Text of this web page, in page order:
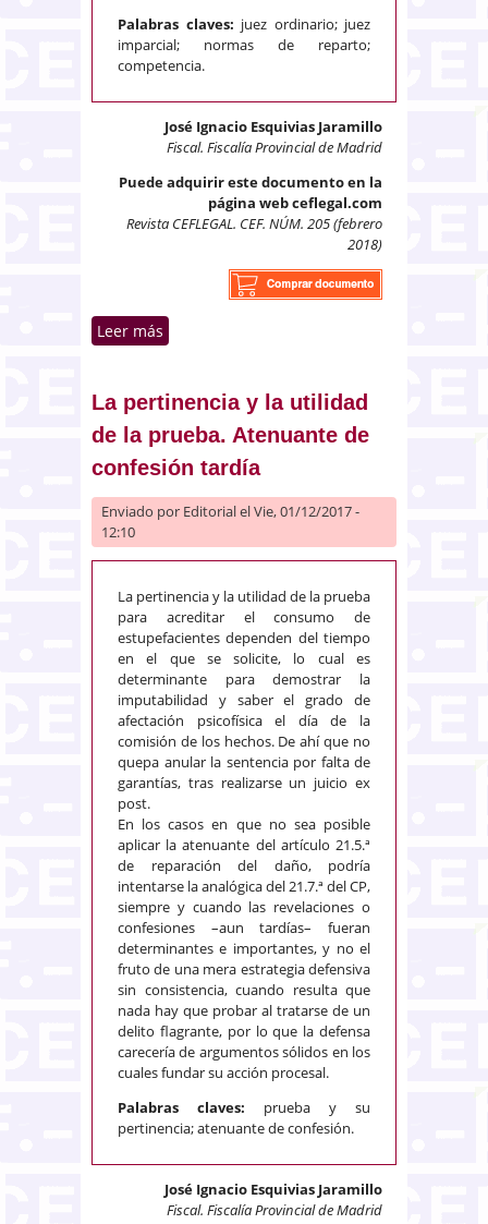
Palabras claves: juez ordinario; juez
imparcial; normas de reparto;
competencia.
José Ignacio Esquivias Jaramillo
Fiscal. Fiscalía Provincial de Madrid
Puede adquirir este documento en la
página web ceflegal.com
Revista CEFLEGAL. CEF. NÚM. 205 (febrero
2018)
Leer más
La pertinencia y la utilidad
de la prueba. Atenuante de
confesión tardía
Enviado por Editorialel Vie, 01/12/2017 -
12:10
La pertinencia y la utilidad de la prueba
para acreditar el consumo de
estupefacientes dependen del tiempo
en el que se solicite, lo cual es
determinante para demostrar la
imputabilidad y saber el grado de
afectación psicofísica el día de la
comisión de los hechos. De ahí que no
quepa anular la sentencia por falta de
garantías, tras realizarse un juicio ex
post.
En los casos en que no sea posible
aplicar la atenuante del artículo 21.5.ª
de reparación del daño, podría
intentarse la analógica del 21.7.ª del CP,
siempre y cuando las revelaciones o
confesiones –aun tardías– fueran
determinantes e importantes, y no el
fruto de una mera estrategia defensiva
sin consistencia, cuando resulta que
nada hay que probar al tratarse de un
delito flagrante, por lo que la defensa
carecería de argumentos sólidos en los
cuales fundar su acción procesal.
Palabras claves: prueba y su
pertinencia; atenuante de confesión.
José Ignacio Esquivias Jaramillo
Fiscal. Fiscalía Provincial de Madrid